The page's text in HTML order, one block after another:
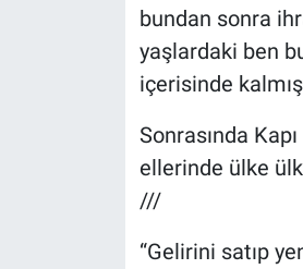
bundan sonra
yaşlardaki ben
içerisinde
Sonrasında
ellerinde ülke
///
“Gelirini satıp